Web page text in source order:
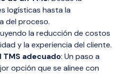
logísticas hasta la
del proceso.
la reducción de costos
y la experiencia del cliente.
adecuado: Un paso a
opción que se alinee con